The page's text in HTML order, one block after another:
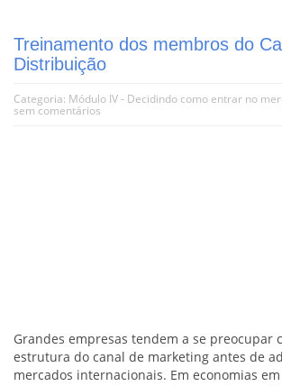
Treinamento dos membros do
Distribuição
Categoria: Módulo IV - Decidindo como entrar no
sem comentários
Grandes empresas tendem a se preocupar
estrutura do canal de marketing antes de
mercados internacionais. Em economias